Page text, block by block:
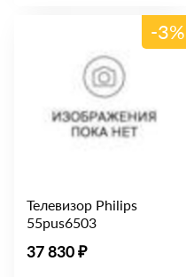
-3%
Телевизор Philips
55pus6503
37 830 ₽